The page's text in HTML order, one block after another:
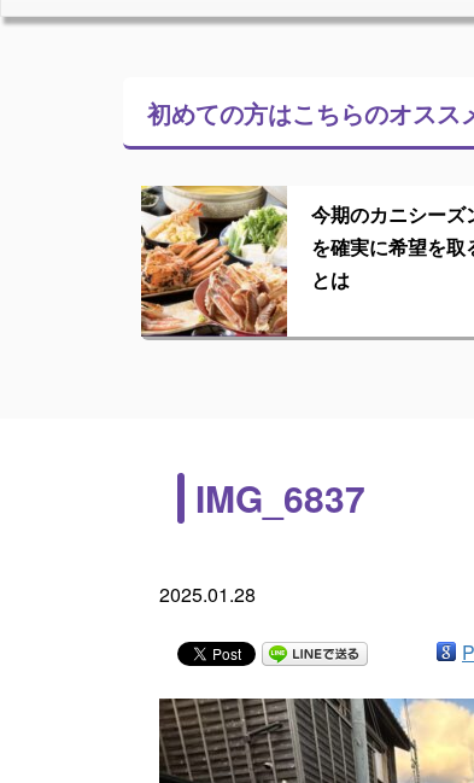
初めての方はこちらのオスス
今期のカニシーズ
を確実に希望を取
とは
IMG_6837
2025.01.28